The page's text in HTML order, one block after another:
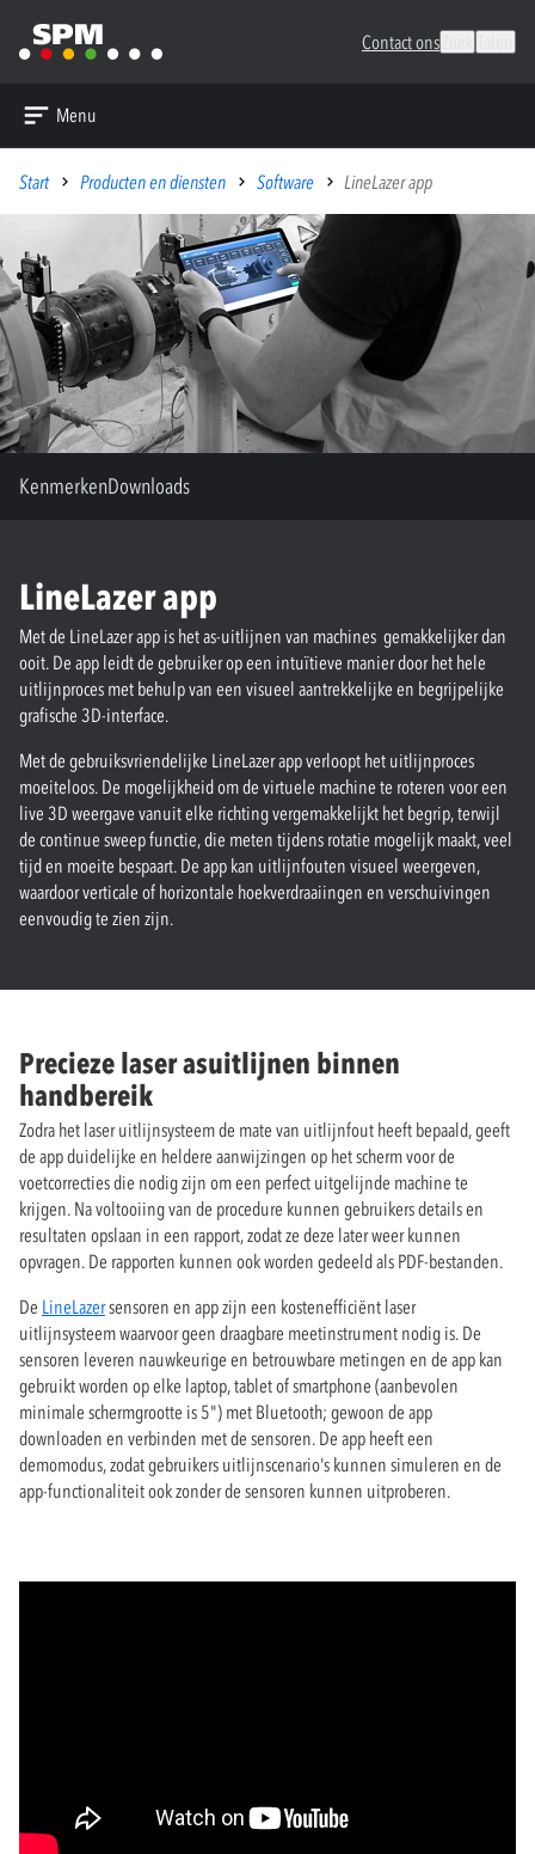
Contact ons
Menu
Start Producten en diensten Software LineLazer app
KenmerkenDownloads
LineLazer app
Met de LineLazer app is het as-uitlijnen van machines gemakkelijker dan
ooit. De app leidt de gebruiker op een intuïtieve manier door het hele
uitlijnproces met behulp van een visueel aantrekkelijke en begrijpelijke
grafische 3D-interface.
Met de gebruiksvriendelijke LineLazer app verloopt het uitlijnproces
moeiteloos. De mogelijkheid om de virtuele machine te roteren voor een
live 3D weergave vanuit elke richting vergemakkelijkt het begrip, terwijl
de continue sweep functie, die meten tijdens rotatie mogelijk maakt, veel
tijd en moeite bespaart. De app kan uitlijnfouten visueel weergeven,
waardoor verticale of horizontale hoekverdraaiingen en verschuivingen
eenvoudig te zien zijn.
Precieze laser asuitlijnen binnen
handbereik
Zodra het laser uitlijnsysteem de mate van uitlijnfout heeft bepaald, geeft
de app duidelijke en heldere aanwijzingen op het scherm voor de
voetcorrecties die nodig zijn om een perfect uitgelijnde machine te
krijgen. Na voltooiing van de procedure kunnen gebruikers details en
resultaten opslaan in een rapport, zodat ze deze later weer kunnen
opvragen. De rapporten kunnen ook worden gedeeld als PDF-bestanden.
De LineLazersensoren en app zijn een kostenefficiënt laser
uitlijnsysteem waarvoor geen draagbare meetinstrument nodig is. De
sensoren leveren nauwkeurige en betrouwbare metingen en de app kan
gebruikt worden op elke laptop, tablet of smartphone (aanbevolen
minimale schermgrootte is 5") met Bluetooth; gewoon de app
downloaden en verbinden met de sensoren. De app heeft een
demomodus, zodat gebruikers uitlijnscenario's kunnen simuleren en de
app-functionaliteit ook zonder de sensoren kunnen uitproberen.